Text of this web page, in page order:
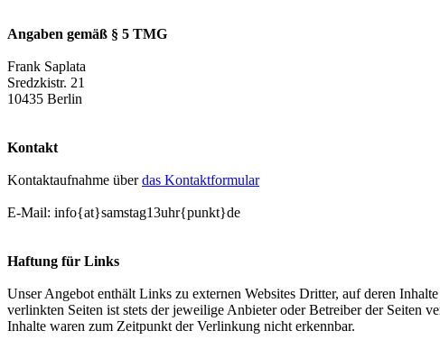
Angaben gemäß § 5 TMG
Frank Saplata
Sredzkistr. 21
10435 Berlin
Kontakt
Kontaktaufnahme überdas Kontaktformular
E-Mail: info{at}samstag13uhr{punkt}de
Haftung für Links
Unser Angebot enthält Links zu externen Websites Dritter, auf deren
verlinkten Seiten ist stets der jeweilige Anbieter oder Betreiber der Seiten
Inhalte waren zum Zeitpunkt der Verlinkung nicht erkennbar.